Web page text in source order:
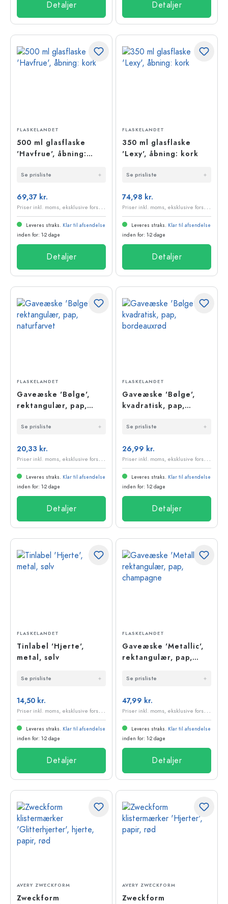
Detaljer Detaljer
FLASKELANDET
500 ml glasflaske
'Havfrue', åbning:
Se prisliste
69,37 kr.
P
riser inkl. moms, eksklusive forsendelsesomkostninger
Leveres straks. Klar til afsendelse
inden for: 1-2 dage
Detaljer
FLASKELANDET
350 ml glasflaske
'Lexy', åbning: kork
Se prisliste
74,98 kr.
P
riser inkl. moms, eksklusive forsendelsesomkostninger
Leveres straks. Klar til afsendelse
inden for: 1-2 dage
Detaljer
FLASKELANDET
Gaveæske 'Bølge',
rektangulær, pap,
Se prisliste
20,33 kr.
P
riser inkl. moms, eksklusive forsendelsesomkostninger
Leveres straks. Klar til afsendelse
inden for: 1-2 dage
Detaljer
FLASKELANDET
Gaveæske 'Bølge',
kvadratisk, pap,
Se prisliste
26,99 kr.
P
riser inkl. moms, eksklusive forsendelsesomkostninger
Leveres straks. Klar til afsendelse
inden for: 1-2 dage
Detaljer
FLASKELANDET
Tinlabel 'Hjerte',
metal, sølv
Se prisliste
14,50 kr.
P
riser inkl. moms, eksklusive forsendelsesomkostninger
Leveres straks. Klar til afsendelse
inden for: 1-2 dage
Detaljer
FLASKELANDET
Gaveæske 'Metallic',
rektangulær, pap,
Se prisliste
47,99 kr.
P
riser inkl. moms, eksklusive forsendelsesomkostninger
Leveres straks. Klar til afsendelse
inden for: 1-2 dage
Detaljer
AVERY ZWECKFORM
Zweckform
AVERY ZWECKFORM
Zweckform